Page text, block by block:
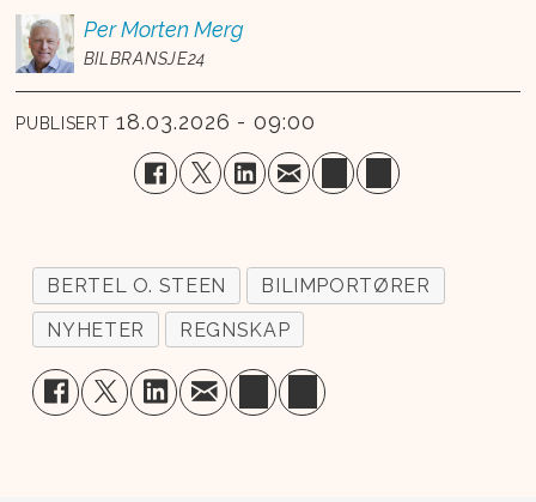
Per Morten Merg
BILBRANSJE24
PUBLISERT 18.03.2026 - 09:00
BERTEL O. STEEN
BILIMPORTØRER
NYHETER
REGNSKAP